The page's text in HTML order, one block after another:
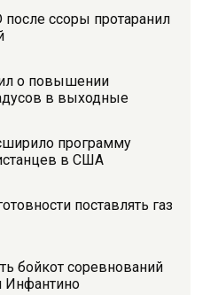
после ссоры протаранил
о повышении
в выходные
программу
в США
поставлять газ
бойкот соревнований
Инфантино